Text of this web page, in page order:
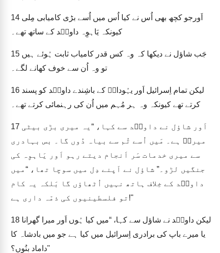
14
کیونکہ یَاہوِہ داویؔد کے ساتھ تھے۔
15
تو وہ اُن سے خوف کھانے لگے۔
16
کرتے تھے کیونکہ وہ ہر مُہم میں اُن کی رہنمائی کرتے تھے۔
17
میربؔ ہے۔ مَیں اُسے تُم سے بیاہ دُوں گا۔ بس بہادری
سے میری خدمات سَر اَنجام دیتے رہو اَور یَاہوِہ کی
جنگیں لڑو۔” شاؤل نے اَپنے دِل میں سوچا تھا، “میں
داویؔد کے خِلاف ہاتھ نہیں اُٹھاؤں گا بَلکہ یہ کام
تو فلسطینیوں کی ذمّہ داری ہے!"
18
یا میرے باپ کی برادری اِسرائیل میں کیا ہے جو میں بادشاہ کا
داماد بنُوں؟"